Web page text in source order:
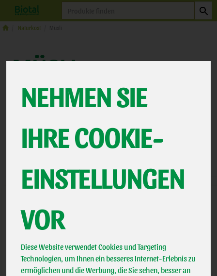
NEHMEN SIE
IHRE COOKIE-
EINSTELLUNGEN
VOR
Diese Website verwendet Cookies und Targeting
Technologien, um Ihnen ein besseres Internet-Erlebnis zu
ermöglichen und die Werbung, die Sie sehen, besser an
Naturkost
MÜSLI
12
Hersteller Ernährung Allergene